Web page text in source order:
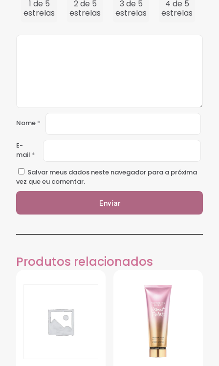
1 de 5
estrelas
2 de 5
estrelas
3 de 5
estrelas
4 de 5
estrelas
Nome *
E-
mail *
Salvar meus dados neste navegador para a próxima
vez que eu comentar.
Produtos relacionados